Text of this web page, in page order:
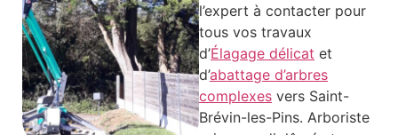
l’expert à contacter pour
tous vos travaux
d’Élagage délicat et
d’abattage d’arbres
complexes vers Saint-
Brévin-les-Pins. Arboriste